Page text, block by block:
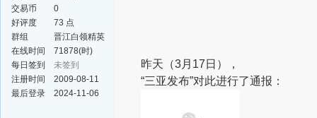
交易币
0
好评度
73 点
群组
晋江白领精英
群
在线时间
71878(时)
每日签到
未签到
注册时间
2009-08-11
最后登录
2024-11-06
昨天（3月17日），
“三亚发布”对此进行了通报：